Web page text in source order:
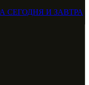
СЕГОДНЯ И ЗАВТРА